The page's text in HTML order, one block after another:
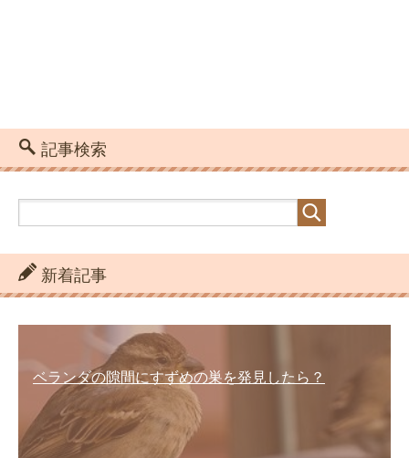
記事検索
新着記事
ベランダの隙間にすずめの巣を発見したら？